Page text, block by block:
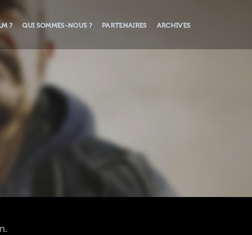
? QUI SOMMES-NOUS ? PARTENAIRES ARCHIVES